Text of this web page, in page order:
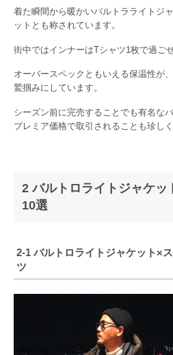
着た瞬間から暖かいバルトラライトジ
ットとも称されています。
街中ではインナーはTシャツ1枚で過ご
オーバースペックともいえる保温性が
鷲掴みにしています。
シーズン前に完売することでも有名な
プレミア価格で取引されることも珍しく
2 バルトロライトジャケッ
10選
2-1 バルトロライトジャケット×
ツ